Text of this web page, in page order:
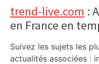
trend-live.com :
en France en
Suivez les sujets les
actualités associées :